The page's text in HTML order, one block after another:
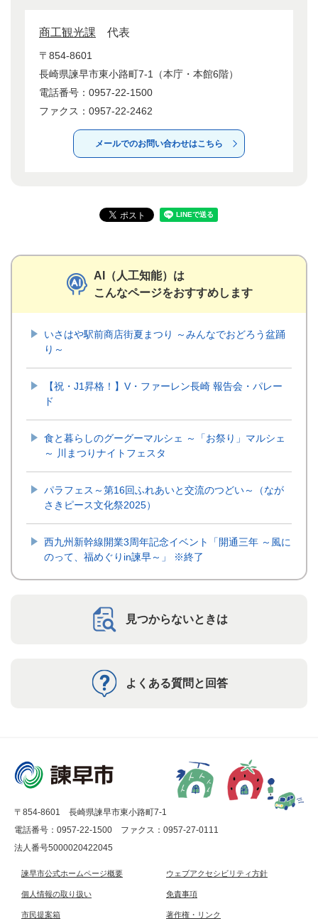
商工観光課 代表
〒854-8601
長崎県諫早市東小路町7-1（本庁・本館6階）
電話番号：0957-22-1500
ファクス：0957-22-2462
メールでのお問い合わせはこちら
AI（人工知能）は
こんなページをおすすめします
いさはや駅前商店街夏まつり ～みんなでおどろう盆踊
り～
【祝・J1昇格！】V・ファーレン長崎 報告会・パレー
ド
食と暮らしのグーグーマルシェ ～「お祭り」マルシェ
～ 川まつりナイトフェスタ
パラフェス～第16回ふれあいと交流のつどい～（なが
さきピース文化祭2025）
西九州新幹線開業3周年記念イベント「開通三年 ～風に
のって、福めぐりin諫早～」 ※終了
見つからないときは
よくある質問と回答
〒854-8601 長崎県諫早市東小路町7-1
電話番号：0957-22-1500
ファクス：0957-27-0111
法人番号5000020422045
諫早市公式ホームページ概要 ウェブアクセシビリティ方針
個人情報の取り扱い 免責事項
市民提案箱 著作権・リンク